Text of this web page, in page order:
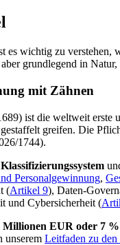
wichtig zu verstehen,
grundlegend in
mit Zähnen
ist die weltweit erste
greifen. Die
1744).
Personalgewinnung,
(Artikel 9), Daten-
und Cybersicherheit (
Millionen EUR oder 7 %
unserem Leitfaden zu